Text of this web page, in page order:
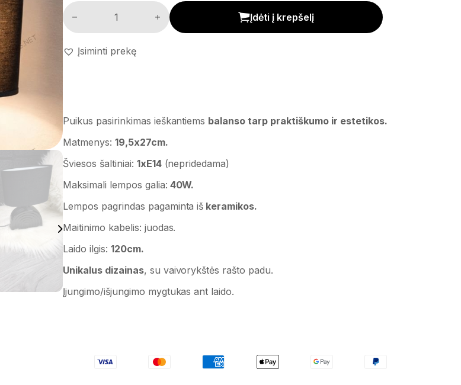
Stalinis šviestuvas 'Black' kiekis
Įdėti į krepšelį
Įsiminti prekę
Puikus pasirinkimas ieškantiems balanso tarp praktiškumo ir estetikos.
Matmenys: 19,5x27cm.
Šviesos šaltiniai: 1xE14(nepridedama)
Maksimali lempos galia: 40W.
Lempos pagrindas pagaminta iš keramikos.
Maitinimo kabelis: juodas.
Laido ilgis: 120cm.
Unikalus dizainas, su vaivorykštės rašto padu.
Įjungimo/išjungimo mygtukas ant laido.